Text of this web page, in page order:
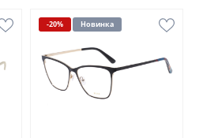
-20% Новинка